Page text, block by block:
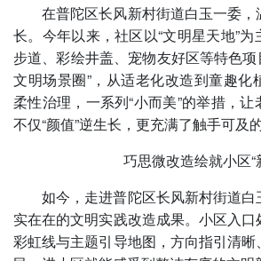
在普陀区长风新村街道白玉一委
长。今年以来，社区以“文明星天地”
步道、彩绘井盖、宠物友好区等特色
文明场景圈”，从适老化改造到童趣化
柔性治理，一系列“小而美”的举措，
不仅“颜值”逆生长，更充满了触手可及
巧思微改造绘就小区“
如今，走进普陀区长风新村街道
实在在的文明实践改造成果。小区入
彩虹线与主题引导地图，方向指引清